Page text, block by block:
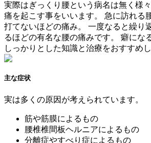
実際はぎっくり腰という病名は無く様
痛を起こす事をいいます。 急に訪れる
打てないほどの痛み。 一度なると繰り
るほどの有名な腰の痛みです。 癖にな
しっかりとした知識と治療をおすすめし
主な症状
実は多くの原因が考えられています。
筋や筋膜によるもの
腰椎椎間板ヘルニアによるもの
分離症やすべり症によるもの